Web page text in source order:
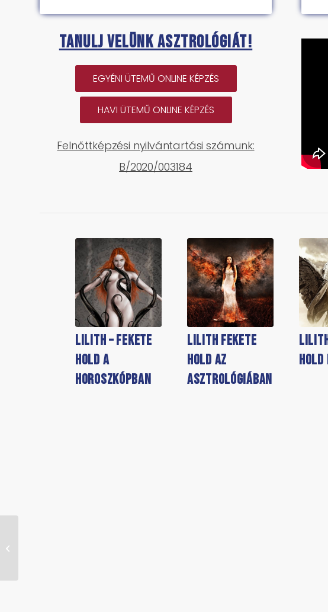
Tanulj velünk asztrológiát!
EGYÉNI ÜTEMŰ ONLINE KÉPZÉS
HAVI ÜTEMŰ ONLINE KÉPZÉS
Felnőttképzési nyilvántartási számunk:
B/2020/003184
Lilith – Fekete
Hold a
horoszkópban
Lilith Fekete
Hold az
asztrológiában
Hold